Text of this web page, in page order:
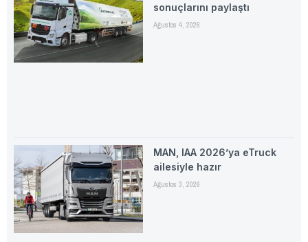
sonuçlarını paylaştı
Ağustos 4, 2026
MAN, IAA 2026’ya eTruck
ailesiyle hazır
Ağustos 3, 2026